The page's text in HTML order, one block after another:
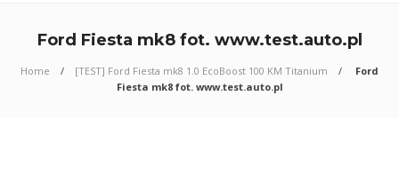
Ford Fiesta mk8 fot. www.test.auto.pl
Home [TEST] Ford Fiesta mk8 1.0 EcoBoost 100 KM Titanium
Ford
Fiesta mk8 fot. www.test.auto.pl